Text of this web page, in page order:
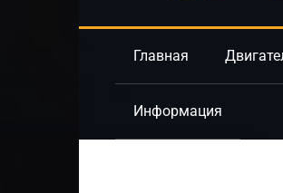
Главная
Информация